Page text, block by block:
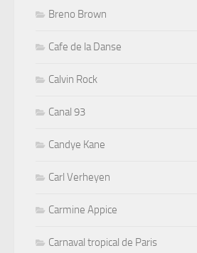
Breno Brown
Cafe de la Danse
Calvin Rock
Canal 93
Candye Kane
Carl Verheyen
Carmine Appice
Carnaval tropical de Paris